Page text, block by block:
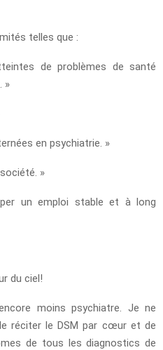
telles que :
de problèmes de santé
»
en psychiatrie. »
»
un emploi stable et à long
du ciel!
moins psychiatre. Je ne
réciter le DSM par cœur et de
de tous les diagnostics de